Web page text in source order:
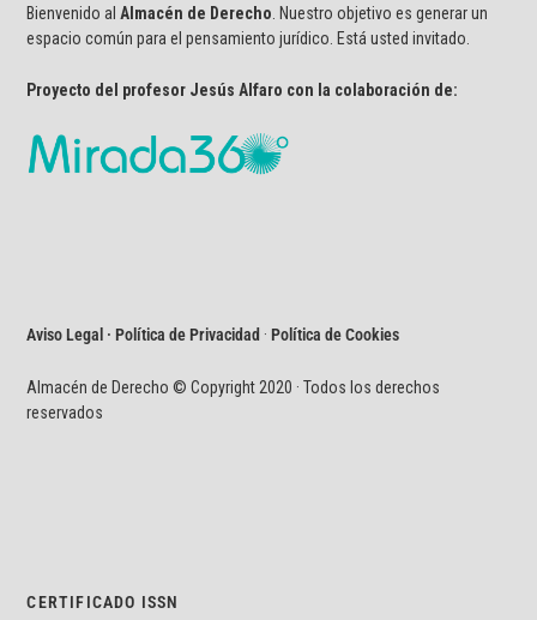
Bienvenido al Almacén de Derecho . Nuestro objetivo es generar un
espacio común para el pensamiento jurídico. Está usted invitado.
Proyecto del profesor Jesús Alfaro con la colaboración de:
Aviso Legal · Política de Privacidad ·Política de Cookies
Almacén de Derecho © Copyright 2020 · Todos los derechos
reservados
CERTIFICADO ISSN